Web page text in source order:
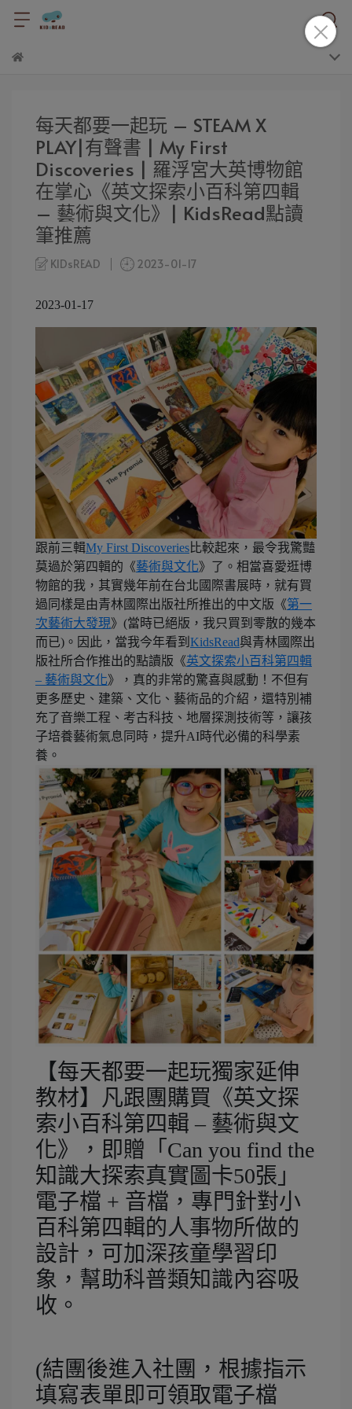
每天都要一起玩 – STEAM X
PLAY|有聲書 | My First
Discoveries | 羅浮宮大英博物館
在掌心《英文探索小百科第四輯
– 藝術與文化》| KidsRead點讀
筆推薦
KIDsREAD 2023-01-17
2023-01-17
跟前三輯My First Discoveries比較起來，最令我驚豔
莫過於第四輯的《藝術與文化》了。相當喜愛逛博
物館的我，其實幾年前在台北國際書展時，就有買
過同樣是由青林國際出版社所推出的中文版《第一
次藝術大發現》(當時已絕版，我只買到零散的幾本
而已)。因此，當我今年看到 KidsRead與青林國際出
版社所合作推出的點讀版《英文探索小百科第四輯
– 藝術與文化》，真的非常的驚喜與感動！不但有
更多歷史、建築、文化、藝術品的介紹，還特別補
充了音樂工程、考古科技、地層探測技術等，讓孩
子培養藝術氣息同時，提升AI時代必備的科學素
養。
【每天都要一起玩獨家延伸
教材】凡跟團購買《英文探
索小百科第四輯 – 藝術與文
化》，即贈「Can you find the
知識大探索真實圖卡50張」
電子檔 + 音檔，專門針對小
百科第四輯的人事物所做的
設計，可加深孩童學習印
象，幫助科普類知識內容吸
收。
(結團後進入社團，根據指示
填寫表單即可領取電子檔